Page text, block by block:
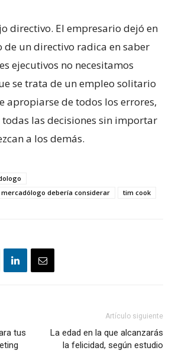
directivo. El empresario dejó en
de un directivo radica en saber
ejecutivos no necesitamos
se trata de un empleo solitario
apropiarse de todos los errores,
las decisiones sin importar
a los demás.
debería considerar
tim cook
tus
Artículo siguiente
La edad en la que alcanzarás
la felicidad, según estudio